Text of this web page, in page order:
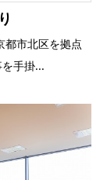
都市北区を拠点
手掛...